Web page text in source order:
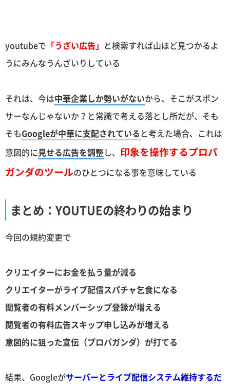
youtubeで 「うざい広告」 と検索すれば山ほど見つかるよ
うにみんなうんざいりしている
それは、今は中華企業しか勢いがないから、そこがスポン
サーなんじゃないか？と常識で考える落とし所だが、そも
そもGoogleが中華に支配されていると考えた場合、これは
意図的に見せる広告を調整し、 印象を操作するプロパ
ガンダのツールのひとつになる事を意味している
まとめ：YOUTUEの終わりの始まり
今回の規約変更で
クリエイターにお金を払う量が減る
クリエイターがライブ配信スパチャ乞食になる
閲覧者の有料メンバーシップ登録が増える
閲覧者の有料広告スキップ申し込みが増える
意図的に狙った宣伝（プロパガンダ）が打てる
結果、Googleがサーバーとライブ配信システム維持するだ